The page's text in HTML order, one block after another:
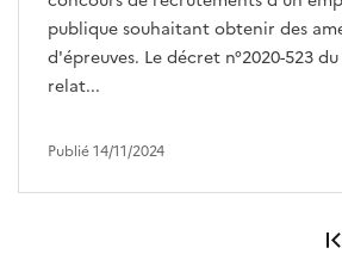
publique souhaitant obtenir des
d'épreuves. Le décret n°2020-523
relat...
Publié 14/11/2024